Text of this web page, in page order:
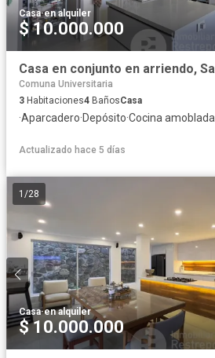
Casa·en alquiler
$ 10.000.000
Comuna Universitaria
3 Habitaciones4 BañosCasa
·Aparcadero·Depósito·Cocina amoblada
Actualizado hace 5 días
1 /28
Casa·en alquiler
$ 10.000.000